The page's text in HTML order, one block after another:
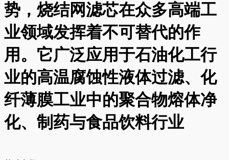
势，烧结网滤芯在众多高端工
业领域发挥着不可替代的作
用。它广泛应用于石油化工行
业的高温腐蚀性液体过滤、化
纤薄膜工业中的聚合物熔体净
化、制药与食品饮料行业